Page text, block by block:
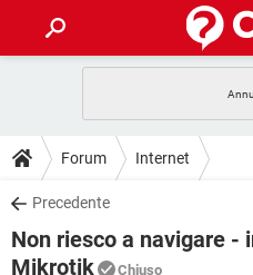
INTRATTENIMENTO
iOS
INSTAGRAM
GUIDE
COVID-19
iOS
DOWNLOAD
COVID-19
FORUM
Forum Internet
Precedente
Non riesco a navigare -
Mikrotik
Chiuso